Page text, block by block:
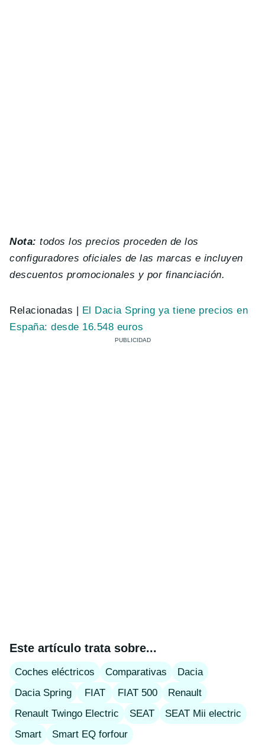
Nota: todos los precios proceden de los
configuradores oficiales de las marcas e incluyen
descuentos promocionales y por financiación.
Relacionadas | El Dacia Spring ya tiene precios en
España: desde 16.548 euros
Este artículo trata sobre...
Coches eléctricos Comparativas
Dacia
Dacia Spring
FIAT FIAT 500
Renault
Renault Twingo Electric
SEAT
SEAT Mii electric
Smart
Smart EQ forfour